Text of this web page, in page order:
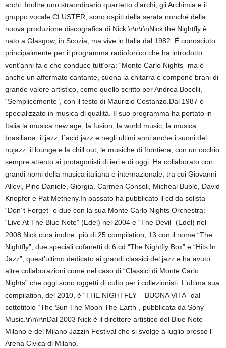
archi. Inoltre uno straordinario quartetto d’archi, gli Archimia e il
gruppo vocale CLUSTER, sono ospiti della serata nonché della
nuova produzione discografica di Nick.\r\n\r\nNick the Nightfly è
nato a Glasgow, in Scozia, ma vive in Italia dal 1982. È conosciuto
principalmente per il programma radiofonico che ha introdotto
vent’anni fa e che conduce tutt’ora: “Monte Carlo Nights” ma è
anche un affermato cantante, suona la chitarra e compone brani di
grande valore artistico, come quello scritto per Andrea Bocelli,
“Semplicemente”, con il testo di Maurizio Costanzo.Dal 1987 è
specializzato in musica di qualità. Il suo programma ha portato in
Italia la musica new age, la fusion, la world music, la musica
brasiliana, il jazz, l´acid jazz e negli ultimi anni anche i suoni del
nujazz, il lounge e la chill out, le musiche di frontiera, con un occhio
sempre attento ai protagonisti di ieri e di oggi. Ha collaborato con
grandi nomi della musica italiana e internazionale, tra cui Giovanni
Allevi, Pino Daniele, Giorgia, Carmen Consoli, Micheal Bublè, David
Knopfer e Pat Metheny.In passato ha pubblicato il cd da solista
“Don´t Forget” e due con la sua Monte Carlo Nights Orchestra:
“Live At The Blue Note” (Edel) nel 2004 e “The Devil” (Edel) nel
2008.Nick cura inoltre, più di 25 compilation, 13 con il nome “The
Nightfly”, due speciali cofanetti di 6 cd “The Nightfly Box” e “Hits In
Jazz”, quest’ultimo dedicato ai grandi classici del jazz e ha avuto
altre collaborazioni come nel caso di “Classici di Monte Carlo
Nights” che oggi sono oggetti di culto per i collezionisti. L’ultima sua
compilation, del 2010, è “THE NIGHTFLY – BUONA VITA” dal
sottotitolo “The Sun The Moon The Earth”, pubblicata da Sony
Music.\r\n\r\nDal 2003 Nick è il direttore artistico del Blue Note
Milano e del Milano Jazzin Festival che si svolge a luglio presso l’
Arena Civica di Milano.